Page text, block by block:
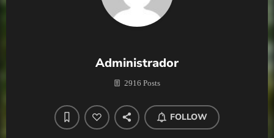
Administrador
2916 Posts
FOLLOW